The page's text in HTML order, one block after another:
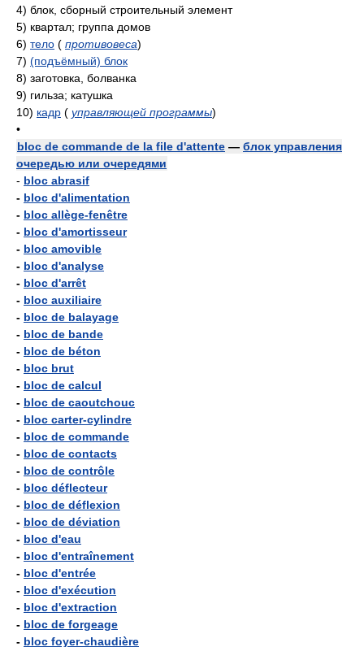
4) блок, сборный строительный элемент
5) квартал; группа домов
6) тело ( противовеса)
7) (подъёмный) блок
8) заготовка, болванка
9) гильза; катушка
10) кадр ( управляющей программы)
•
bloc de commande de la file d'attente — блок управления
очередью или очередями
- bloc abrasif
- bloc d'alimentation
- bloc allège-fenêtre
- bloc d'amortisseur
- bloc amovible
- bloc d'analyse
- bloc d'arrêt
- bloc auxiliaire
- bloc de balayage
- bloc de bande
- bloc de béton
- bloc brut
- bloc de calcul
- bloc de caoutchouc
- bloc carter-cylindre
- bloc de commande
- bloc de contacts
- bloc de contrôle
- bloc déflecteur
- bloc de déflexion
- bloc de déviation
- bloc d'eau
- bloc d'entraînement
- bloc d'entrée
- bloc d'exécution
- bloc d'extraction
- bloc de forgeage
- bloc foyer-chaudière